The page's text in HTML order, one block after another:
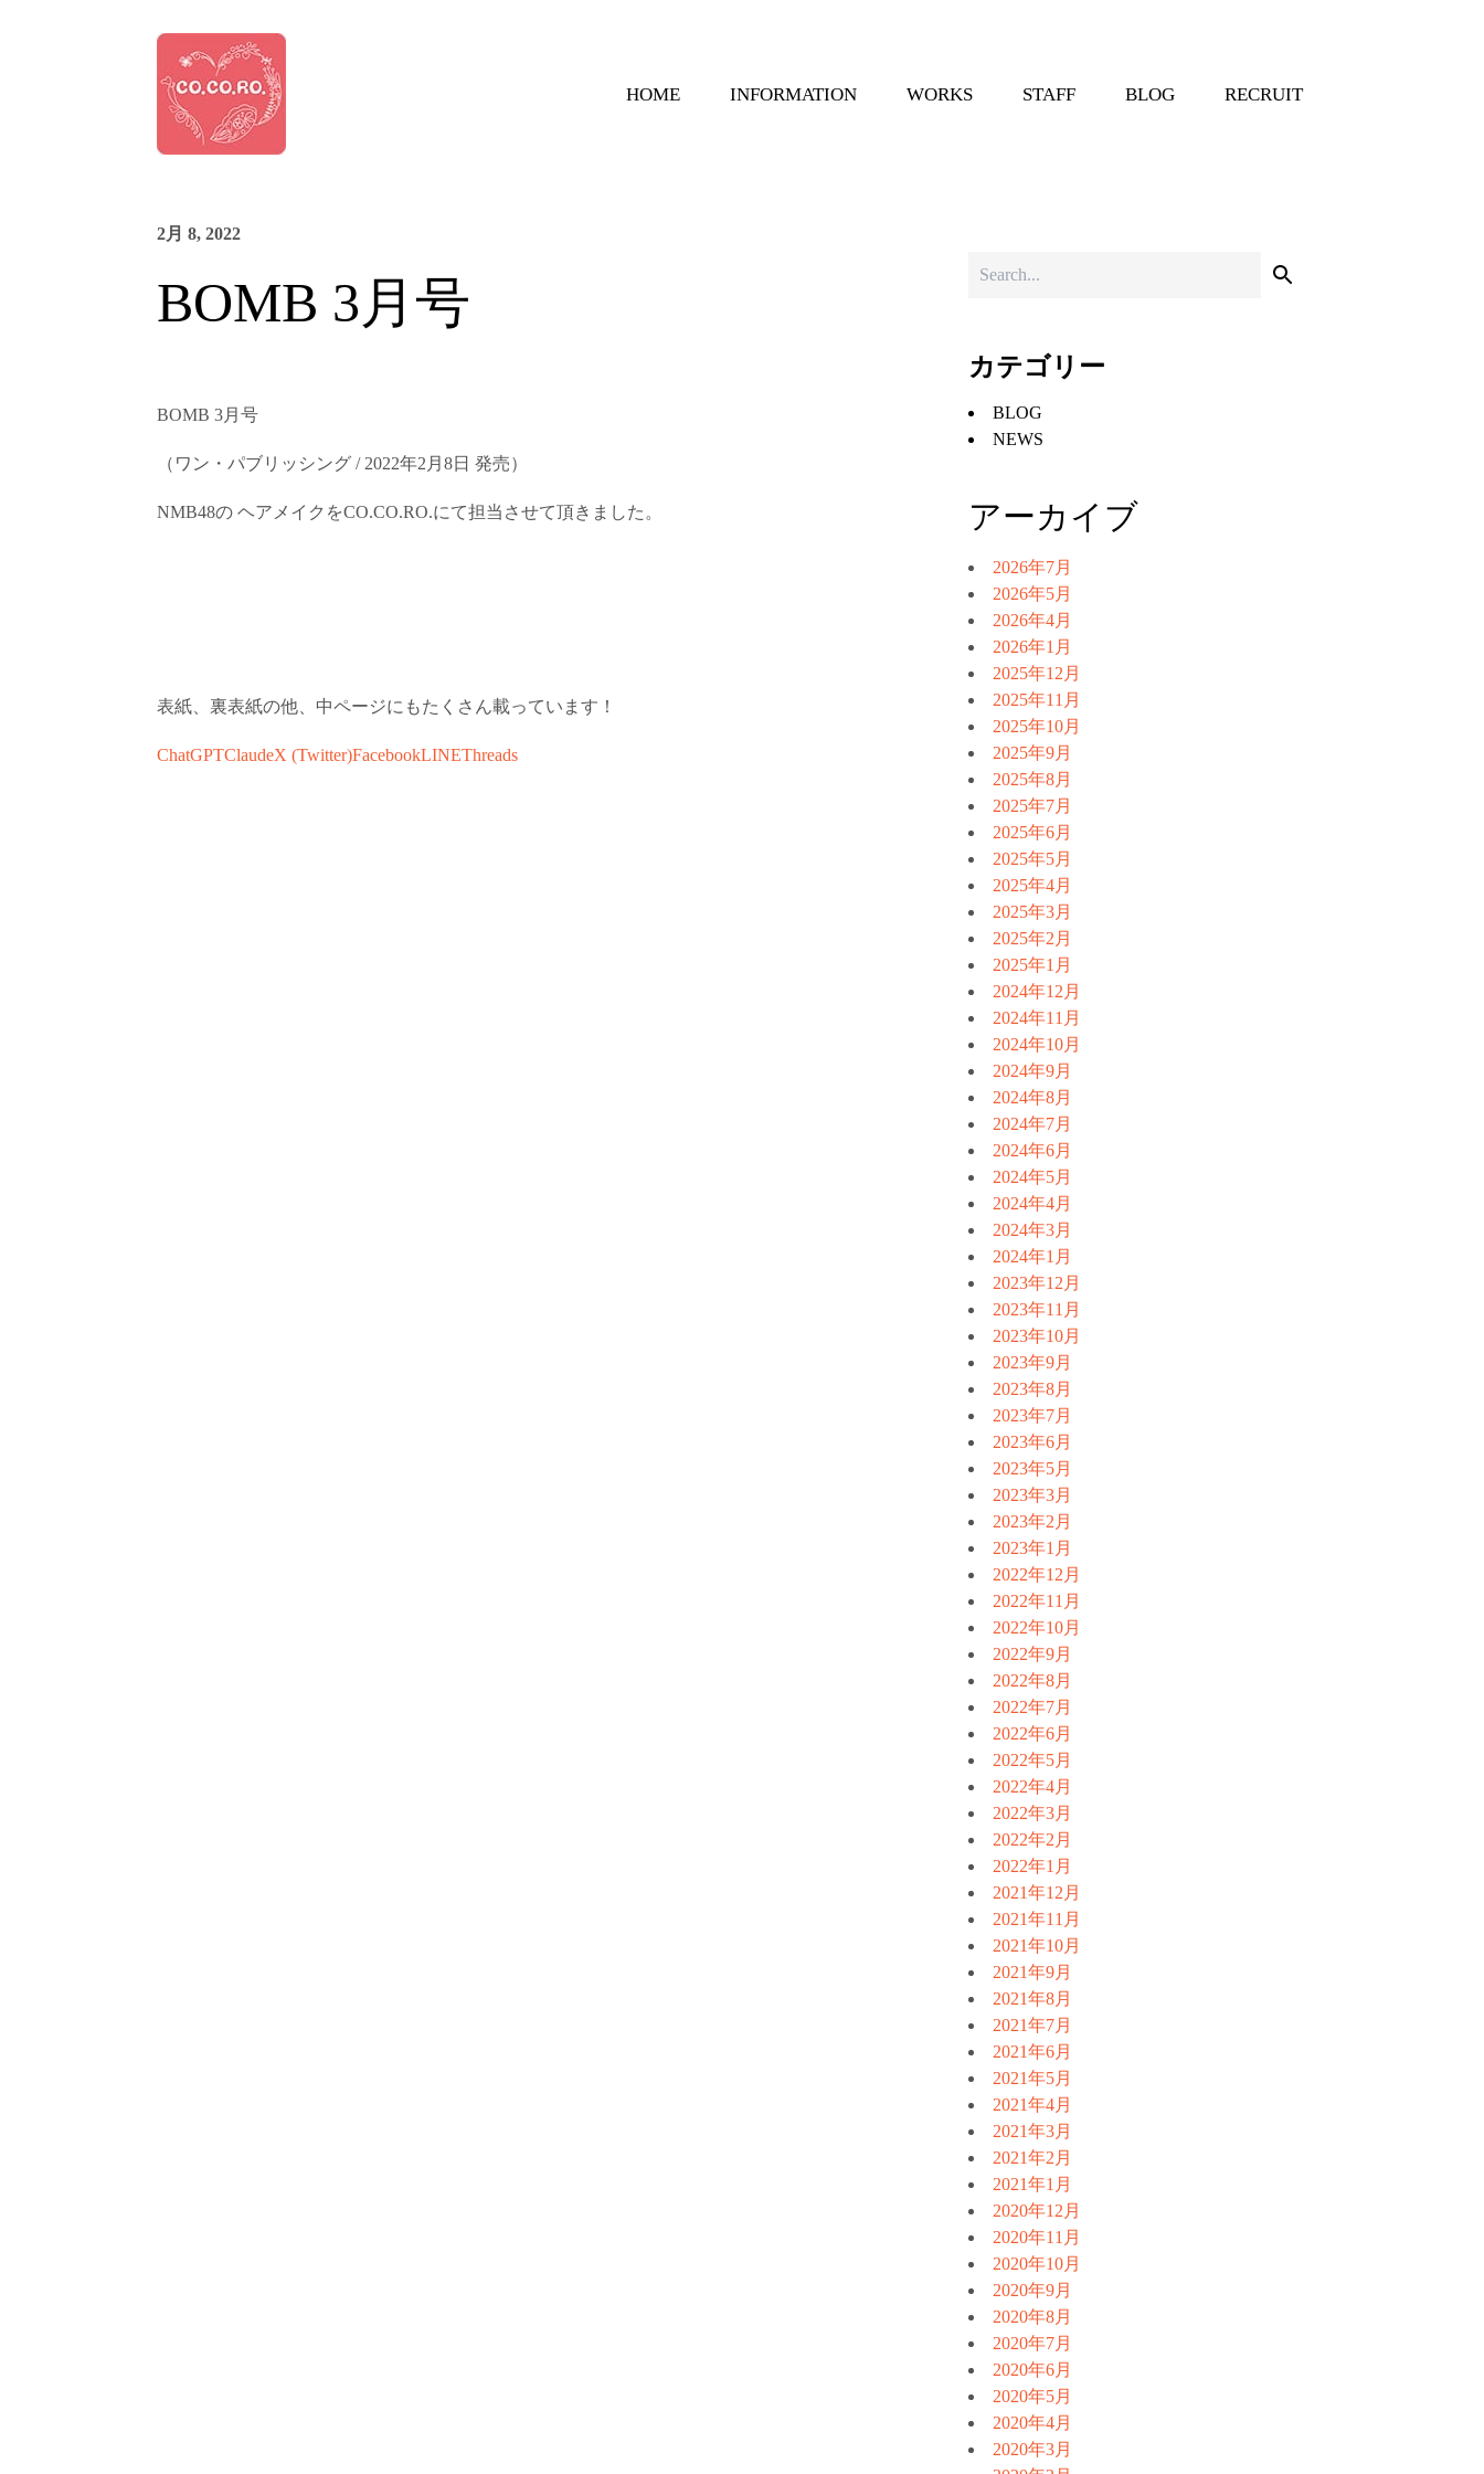
HOME INFORMATION WORKS STAFF BLOG RECRUIT
2月 8, 2022
BOMB 3月号
BOMB 3月号
（ワン・パブリッシング / 2022年2 月 8日 発売）
NMB48の ヘアメイクをCO.CO.RO.にて担当させて頂きました。
表紙、裏表紙の他、中ページにもたくさん載っています！
ChatGPTClaudeX (Twitter)FacebookLINEThreads
カテゴリー
BLOG
NEWS
アーカイブ
2026年7月
2026年5月
2026年4月
2026年1月
2025年12月
2025年11月
2025年10月
2025年9月
2025年8月
2025年7月
2025年6月
2025年5月
2025年4月
2025年3月
2025年2月
2025年1月
2024年12月
2024年11月
2024年10月
2024年9月
2024年8月
2024年7月
2024年6月
2024年5月
2024年4月
2024年3月
2024年1月
2023年12月
2023年11月
2023年10月
2023年9月
2023年8月
2023年7月
2023年6月
2023年5月
2023年3月
2023年2月
2023年1月
2022年12月
2022年11月
2022年10月
2022年9月
2022年8月
2022年7月
2022年6月
2022年5月
2022年4月
2022年3月
2022年2月
2022年1月
2021年12月
2021年11月
2021年10月
2021年9月
2021年8月
2021年7月
2021年6月
2021年5月
2021年4月
2021年3月
2021年2月
2021年1月
2020年12月
2020年11月
2020年10月
2020年9月
2020年8月
2020年7月
2020年6月
2020年5月
2020年4月
2020年3月